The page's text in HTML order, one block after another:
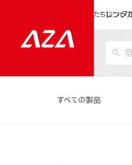
レンタ
私たちについて
すべての製品